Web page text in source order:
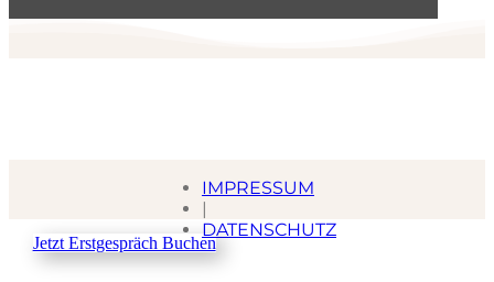
IMPRESSUM
|
DATENSCHUTZ
Jetzt Erstgespräch Buchen